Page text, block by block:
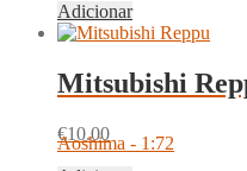
Adicionar
Mitsubishi
€10.00
Aoshima - 1:72